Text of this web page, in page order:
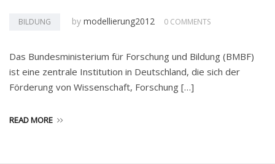
BILDUNG by modellierung2012 0 COMMENTS
Das Bundesministerium für Forschung und Bildung (BMBF)
ist eine zentrale Institution in Deutschland, die sich der
Förderung von Wissenschaft, Forschung […]
READ MORE